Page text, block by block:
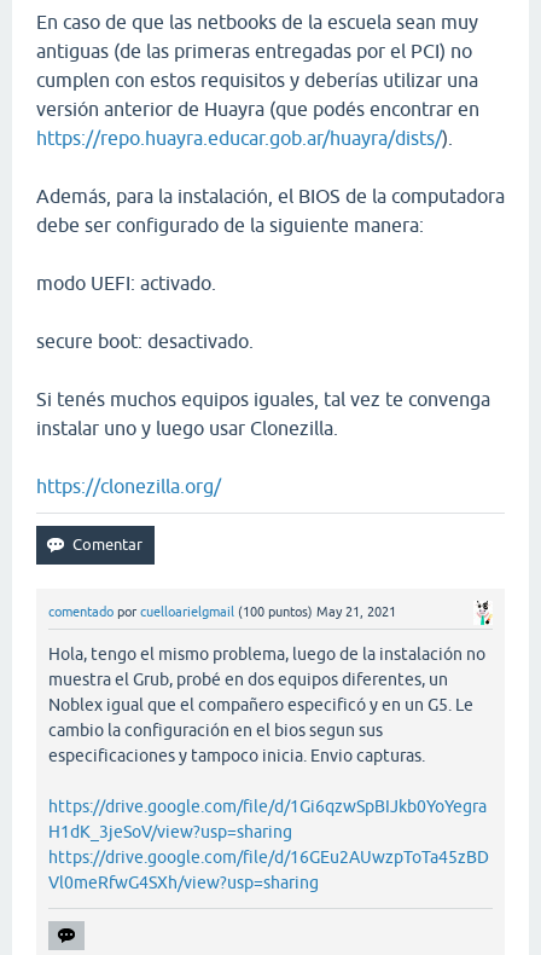
En caso de que las netbooks de la escuela sean muy
antiguas (de las primeras entregadas por el PCI) no
cumplen con estos requisitos y deberías utilizar una
versión anterior de Huayra (que podés encontrar en
https://repo.huayra.educar.gob.ar/huayra/dists/).
Además, para la instalación, el BIOS de la computadora
debe ser configurado de la siguiente manera:
modo UEFI: activado.
secure boot: desactivado.
Si tenés muchos equipos iguales, tal vez te convenga
instalar uno y luego usar Clonezilla.
https://clonezilla.org/
comentado por cuelloarielgmail (100 puntos) May 21, 2021
Hola, tengo el mismo problema, luego de la instalación no
muestra el Grub, probé en dos equipos diferentes, un
Noblex igual que el compañero especificó y en un G5. Le
cambio la configuración en el bios segun sus
especificaciones y tampoco inicia. Envio capturas.
https://drive.google.com/file/d/1Gi6qzwSpBIJkb0YoYegra
H1dK_3jeSoV/view?usp=sharing
https://drive.google.com/file/d/16GEu2AUwzpToTa45zBD
Vl0meRfwG4SXh/view?usp=sharing